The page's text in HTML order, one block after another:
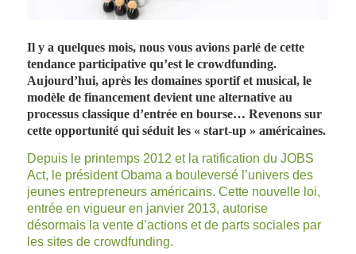
Il y a quelques mois, nous vous avions parlé de cette
tendance participative qu’est le crowdfunding.
Aujourd’hui, après les domaines sportif et musical, le
modèle de financement devient une alternative au
processus classique d’entrée en bourse… Revenons sur
cette opportunité qui séduit les « start-up » américaines.
Depuis le printemps 2012 et la ratification du JOBS
Act, le président Obama a bouleversé l’univers des
jeunes entrepreneurs américains. Cette nouvelle loi,
entrée en vigueur en janvier 2013, autorise
désormais la vente d’actions et de parts sociales par
les sites de crowdfunding.